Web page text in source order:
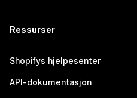
Ressurser
Shopifys hjelpesenter
API-dokumentasjon